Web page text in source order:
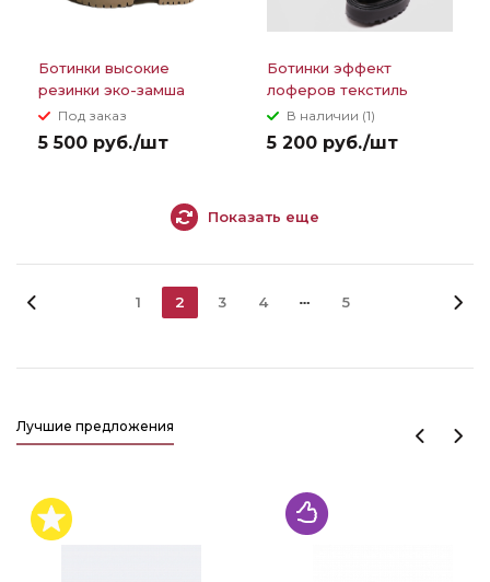
Ботинки высокие
резинки эко-замша
Под заказ
5 500 руб./шт
Ботинки эффект
лоферов текстиль
сверху цепь
В наличии (1)
5 200 руб./шт
Показать еще
1 2 3 4 5
Лучшие предложения